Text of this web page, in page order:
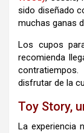
sido diseñado
muchas ganas
Los cupos
recomienda
disfrutar de la
Toy Story,
La experiencia